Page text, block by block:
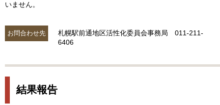
いません。
お問合わせ先
札幌駅前通地区活性化委員会事務局 011-211-
6406
結果報告